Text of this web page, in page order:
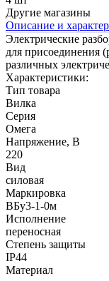
Другие магазины
Описание и
Электрические
для присоединения
различных
Характеристики:
Тип товара
Вилка
Серия
Омега
Напряжение, В
220
Вид
силовая
Маркировка
ВБу3-1-0м
Исполнение
переносная
Степень защиты
IP44
Материал